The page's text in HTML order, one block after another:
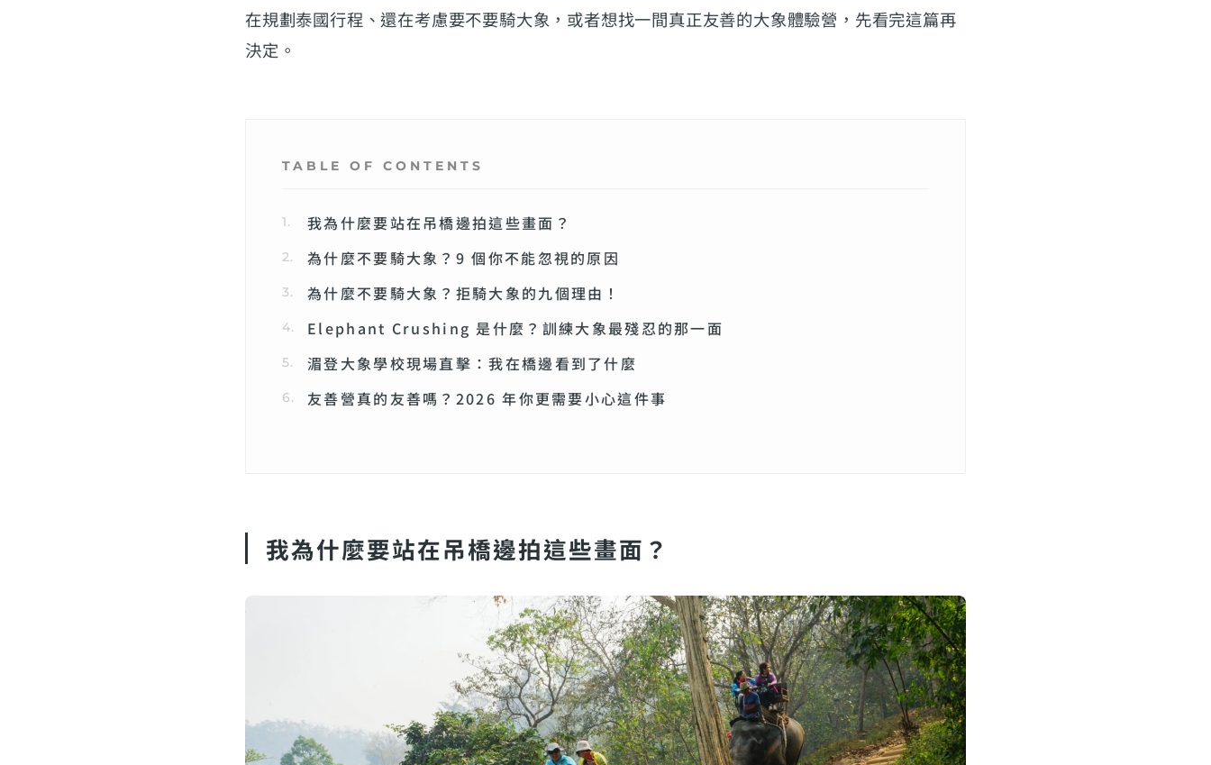
在規劃泰國行程、還在考慮要不要騎大象，或者想找一間真正友善的大象體驗營，先看完這篇再
決定。
TABLE OF CONTENTS
我為什麼要站在吊橋邊拍這些畫面？
為什麼不要騎大象？9 個你不能忽視的原因
為什麼不要騎大象？拒騎大象的九個理由！
Elephant Crushing 是什麼？訓練大象最殘忍的那一面
湄登大象學校現場直擊：我在橋邊看到了什麼
友善營真的友善嗎？2026 年你更需要小心這件事
我為什麼要站在吊橋邊拍這些畫面？